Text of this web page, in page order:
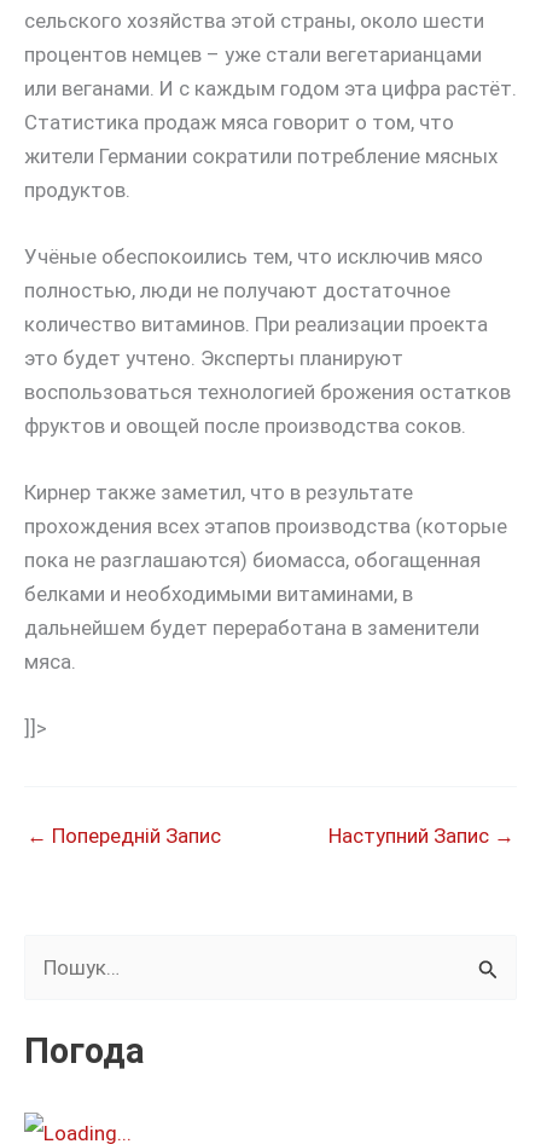
сельского хозяйства этой страны, около шести
процентов немцев – уже стали вегетарианцами
или веганами. И с каждым годом эта цифра растёт.
Статистика продаж мяса говорит о том, что
жители Германии сократили потребление мясных
продуктов.
Учёные обеспокоились тем, что исключив мясо
полностью, люди не получают достаточное
количество витаминов. При реализации проекта
это будет учтено. Эксперты планируют
воспользоваться технологией брожения остатков
фруктов и овощей после производства соков.
Кирнер также заметил, что в результате
прохождения всех этапов производства (которые
пока не разглашаются) биомасса, обогащенная
белками и необходимыми витаминами, в
дальнейшем будет переработана в заменители
мяса.
]]>
← Попередній Запис Наступний Запис →
к
т
Погода